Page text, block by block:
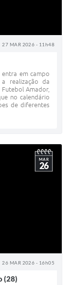
27 MAR 2026 - 11h48
em campo
realização da
Amador,
no calendário
de diferentes
26 MAR 2026 - 16h05
MAR
26
(28)